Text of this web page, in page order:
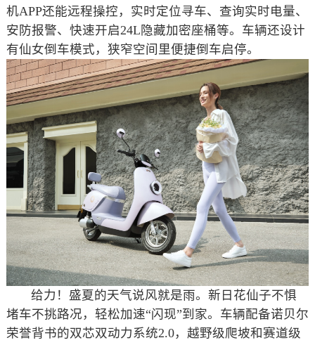
机APP还能远程操控，实时定位寻车、查询实时电量、
安防报警、快速开启24L隐藏加密座桶等。车辆还设计
有仙女倒车模式，狭窄空间里便捷倒车启停。
给力！盛夏的天气说风就是雨。新日花仙子不惧
堵车不挑路况，轻松加速“闪现”到家。车辆配备诺贝尔
荣誉背书的双芯双动力系统2.0，越野级爬坡和赛道级